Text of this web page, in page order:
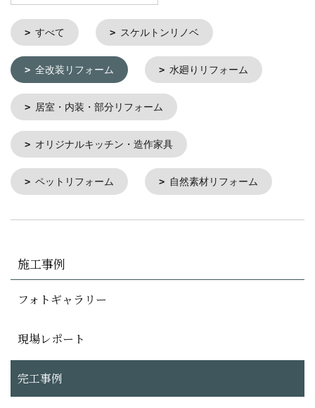
すべて スケルトンリノベ
全改装リフォーム 水廻りリフォーム
居室・内装・部分リフォーム
オリジナルキッチン・造作家具
ペットリフォーム 自然素材リフォーム
施工事例
フォトギャラリー
現場レポート
完工事例